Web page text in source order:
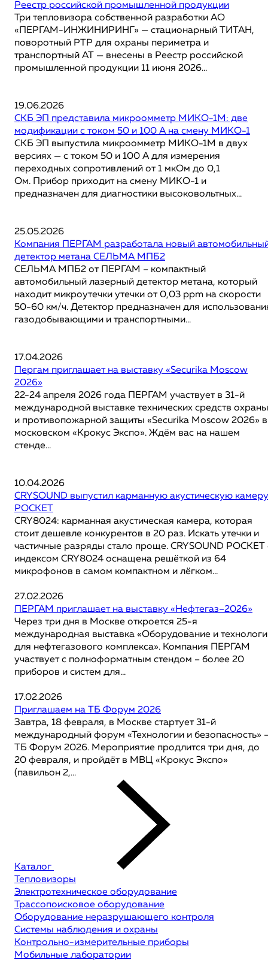
Реестр российской промышленной продукции
Три тепловизора собственной разработки АО
«ПЕРГАМ-ИНЖИНИРИНГ» — стационарный ТИТАН,
поворотный РТР для охраны периметра и
транспортный АТ — внесены в Реестр российской
промышленной продукции 11 июня 2026...
19.06.2026
СКБ ЭП представила микроомметр МИКО-1М: две
модификации с током 50 и 100 А на смену МИКО-1
СКБ ЭП выпустила микроомметр МИКО-1М в двух
версиях — с током 50 и 100 А для измерения
переходных сопротивлений от 1 мкОм до 0,1
Ом. Прибор приходит на смену МИКО-1 и
предназначен для диагностики высоковольтных...
25.05.2026
Компания ПЕРГАМ разработала новый
детектор метана СЕЛЬМА МПБ2
СЕЛЬМА МПБ2 от ПЕРГАМ – компактный
автомобильный лазерный детектор метана, который
находит микроутечки утечки от 0,03 ppm на скорости
50-60 км/ч. Детектор предназначен для
газодобывающими и транспортными...
17.04.2026
Пергам приглашает на выставку «Securika Moscow
2026»
22-24 апреля 2026 года ПЕРГАМ участвует в 31-й
международной выставке технических средств охраны
и противопожарной защиты «Securika Moscow 2026» в
московском «Крокус Экспо». Ждём вас на нашем
стенде...
10.04.2026
CRYSOUND выпустил карманную акустическую камеру
POCKET
CRY8024: карманная акустическая камера, которая
стоит дешевле конкурентов в 20 раз. Искать утечки и
частичные разряды стало проще. CRYSOUND POCKET
индексом CRY8024 оснащена решёткой из 64
микрофонов в самом компактном и лёгком...
27.02.2026
ПЕРГАМ приглашает на выставку «Нефтегаз–2026»
Через три дня в Москве откроется 25-я
международная выставка «Оборудование и
для нефтегазового комплекса». Компания ПЕРГАМ
участвует с полноформатным стендом – более 20
приборов и систем для...
17.02.2026
Приглашаем на ТБ Форум 2026
Завтра, 18 февраля, в Москве стартует 31-й
международный форум «Технологии и безопасность»
ТБ Форум 2026. Мероприятие продлится три дня, до
20 февраля, и пройдёт в МВЦ «Крокус Экспо»
(павильон 2,...
Каталог
Тепловизоры
Электротехническое оборудование
Трассопоисковое оборудование
Оборудование неразрушающего контроля
Системы наблюдения и охраны
Контрольно-измерительные приборы
Мобильные лаборатории